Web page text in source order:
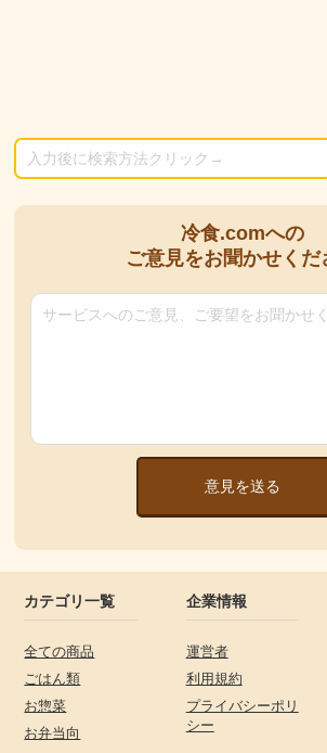
冷食.comへの
ご意見をお聞かせくだ
意見を送る
カテゴリ一覧
全ての商品
ごはん類
お惣菜
お弁当向
企業情報
運営者
利用規約
プライバシーポリ
シー